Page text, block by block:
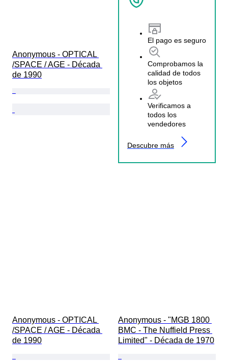
El pago es seguro
Comprobamos la
calidad de todos
los objetos
Verificamos a
todos los
vendedores
Descubre más
Anonymous - OPTICAL
/SPACE / AGE - Década
de 1990
Anonymous - OPTICAL
/SPACE / AGE - Década
de 1990
Anonymous - "MGB 1800
BMC - The Nuffield Press
Limited" - Década de 1970